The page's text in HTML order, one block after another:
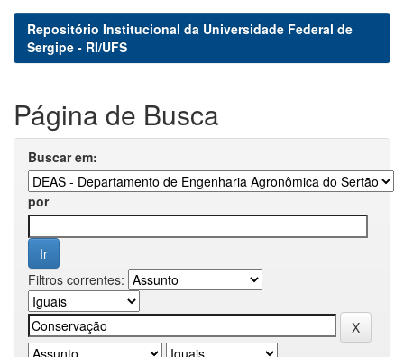
Repositório Institucional da Universidade Federal de
Sergipe - RI/UFS
Página de Busca
Buscar em:
por
Filtros correntes: